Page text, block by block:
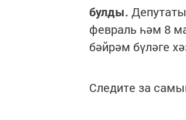
булды.
февраль һәм 8
бәйрәм бүләге
Следите за